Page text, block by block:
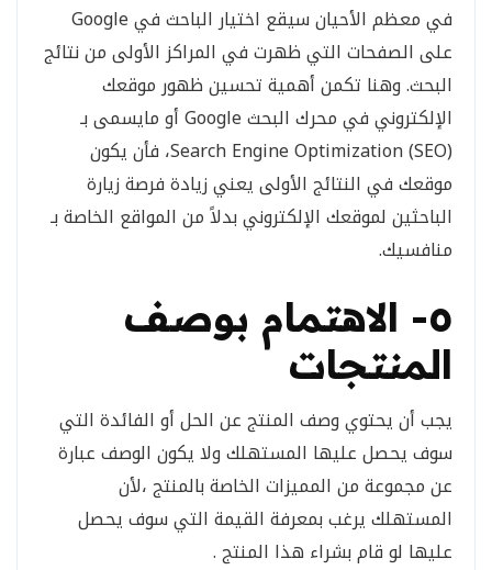
في معظم الأحيان سيقع اختيار الباحث في Google
على الصفحات التي ظهرت في المراكز الأولى من نتائج
البحث. وهنا تكمن أهمية تحسين ظهور موقعك
الإلكتروني في محرك البحث Google أو مايسمى بـ
(Search Engine Optimization (SEO، فأن يكون
موقعك في النتائج الأولى يعني زيادة فرصة زيارة
الباحثين لموقعك الإلكتروني بدلاً من المواقع الخاصة بـ
منافسيك.
٥- الاهتمام بوصف
المنتجات
يجب أن يحتوي وصف المنتج عن الحل أو الفائدة التي
سوف يحصل عليها المستهلك ولا يكون الوصف عبارة
عن مجموعة من المميزات الخاصة بالمنتج ،لأن
المستهلك يرغب بمعرفة القيمة التي سوف يحصل
عليها لو قام بشراء هذا المنتج .